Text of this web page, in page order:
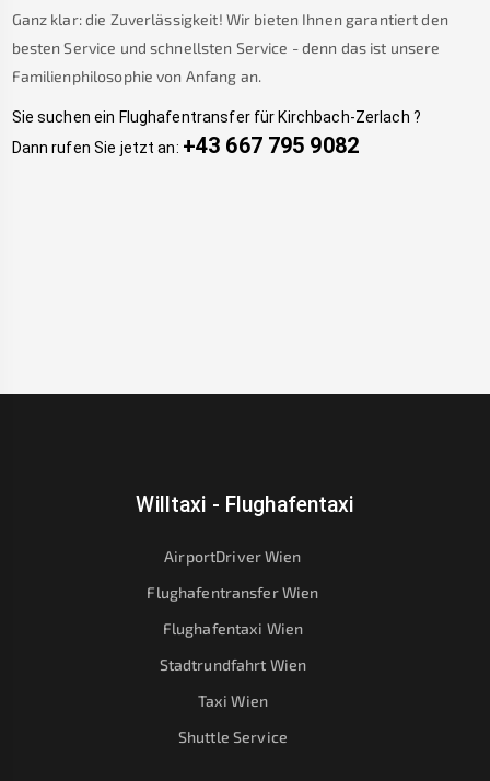
Ganz klar: die Zuverlässigkeit! Wir bieten Ihnen garantiert den
besten Service und schnellsten Service - denn das ist unsere
Familienphilosophie von Anfang an.
Sie suchen ein Flughafentransfer für Kirchbach-Zerlach ?
Dann rufen Sie jetzt an: +43 667 795 9082
Willtaxi - Flughafentaxi
AirportDriver Wien
Flughafentransfer Wien
Flughafentaxi Wien
Stadtrundfahrt Wien
Taxi Wien
Shuttle Service